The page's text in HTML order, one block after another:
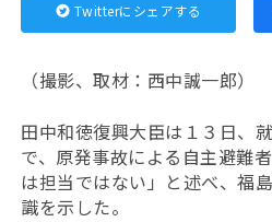
Twitterにシェアする
（撮影、取材：西中誠一郎）
田中和徳復興大臣は１３日、
で、原発事故による自主避難
は担当ではない」と述べ、福
識を示した。